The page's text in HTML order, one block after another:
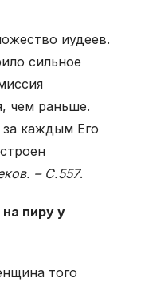
иудеев.
сильное
чем раньше.
каждым Его
– С.557.
пиру у
того